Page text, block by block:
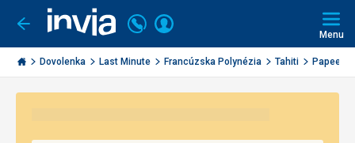
Ísť
späť
Invia.sk
Volajte
+421
2
3221
Prihlásiť
Menu
Dovolenka Last Minute Francúzska Polynézia Tahiti Papeete